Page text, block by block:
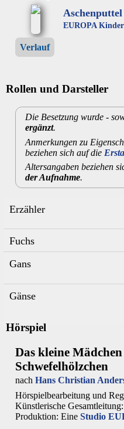
EUROPA
Verlauf
Rollen und Darsteller
Die Besetzung wurde -
ergänzt.
Anmerkungen zu
beziehen sich auf die
Altersangaben beziehen
der Aufnahme.
Erzähler
Fuchs
Gans
Gänse
Hörspiel
Das kleine
Schwefelhölzchen
nach Hans Christian
Hörspielbearbeitung und
Künstlerische Gesamtleitung:
Produktion: Eine Studio